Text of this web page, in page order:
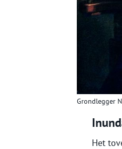
Grondlegger
Het